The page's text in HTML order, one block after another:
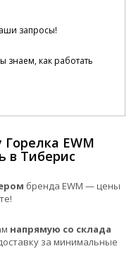
запросы!
как работать
EWM
в Тиберис
бренда EWM — цены
напрямую со склада
за минимальные